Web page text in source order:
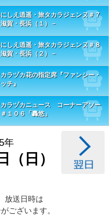
しえ逍遥・旅タカラジェンヌ＃７
滋賀・長浜（１）－
しえ逍遥・旅タカラジェンヌ＃８
滋賀・長浜（２）－
ラヅカ花の指定席『ファンシー・
チ』
カラヅカニュース コーナーアソー
＃１０６「轟悠」
年
（日）
放送日時は
ございます。